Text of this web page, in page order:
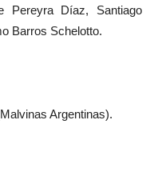
Pereyra Díaz, Santiago
Barros Schelotto.
Argentinas).